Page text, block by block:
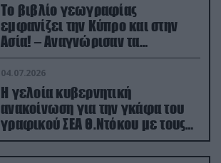
Το βιβλίο γεωγραφίας
εμφανίζει την Κύπρο και στην
Ασία! – Αναγνώρισαν τα
κατεχόμενα; (φωτο)
04.07.2026
Η γελοία κυβερνητική
ανακοίνωση για την γκάφα του
γραφικού ΣΕΑ Θ.Ντόκου με τους
Ρώσους φαρσέρ